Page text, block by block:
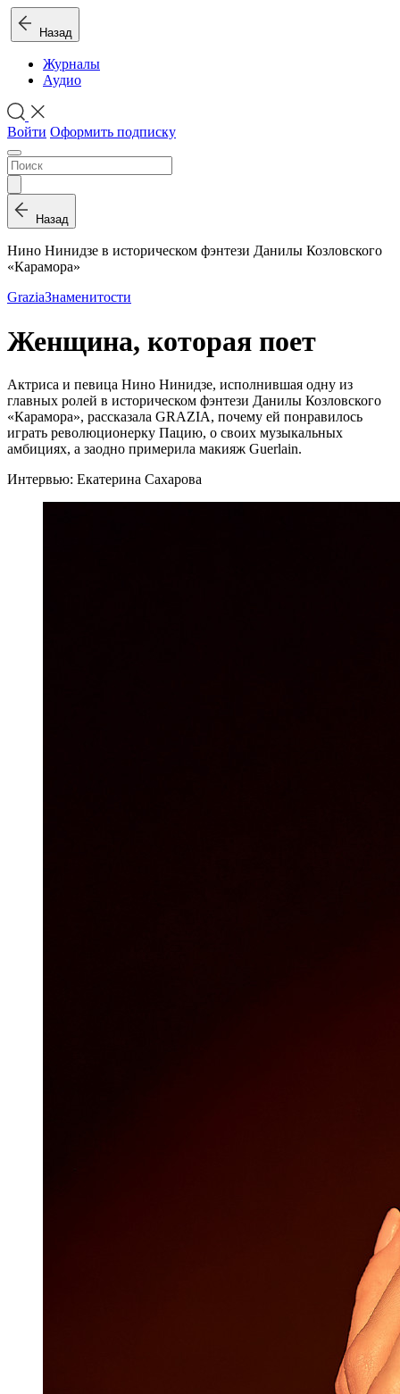
Назад
Журналы
Аудио
Войти Оформить подписку
Назад
Нино Нинидзе в историческом фэнтези Данилы Козловского
«Карамора»
GraziaЗнаменитости
Женщина, которая поет
Актриса и певица Нино Нинидзе, исполнившая одну из
главных ролей в историческом фэнтези Данилы Козловского
«Карамора», рассказала GRAZIA, почему ей понравилось
играть революционерку Пацию, о своих музыкальных
амбициях, а заодно примерила макияж Guerlain.
Интервью: Екатерина Сахарова